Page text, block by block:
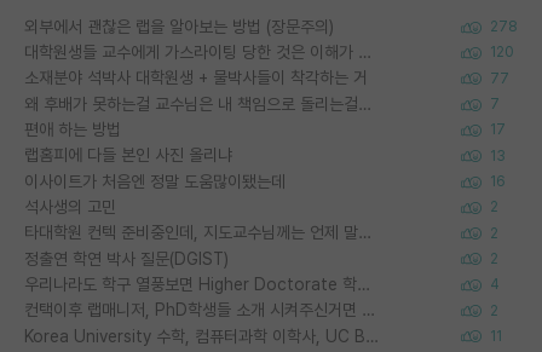
외부에서 괜찮은 랩을 알아보는 방법 (장문주의) 278
대학원생들 교수에게 가스라이팅 당한 것은 이해가 갑니다. 안타깝네요. 120
소재분야 석박사 대학원생 + 물박사들이 착각하는 거 77
왜 후배가 못하는걸 교수님은 내 책임으로 돌리는걸까요? 7
편애 하는 방법 17
랩홈피에 다들 본인 사진 올리냐 13
이사이트가 처음엔 정말 도움많이됐는데 16
석사생의 고민 2
타대학원 컨텍 준비중인데, 지도교수님께는 언제 말씀드려야 할까요? 2
정출연 학연 박사 질문(DGIST) 2
우리나라도 학구 열풍보면 Higher Doctorate 학위가 필요하다고 봅니다. 4
컨택이후 랩매니저, PhD학생들 소개 시켜주신거면 거의 컨펌에 가깝나요? 2
Korea University 수학, 컴퓨터과학 이학사, UC Berkeley 산업공학 대학원 공학박사가 되는 것은 쉽지 않겠죠? 11